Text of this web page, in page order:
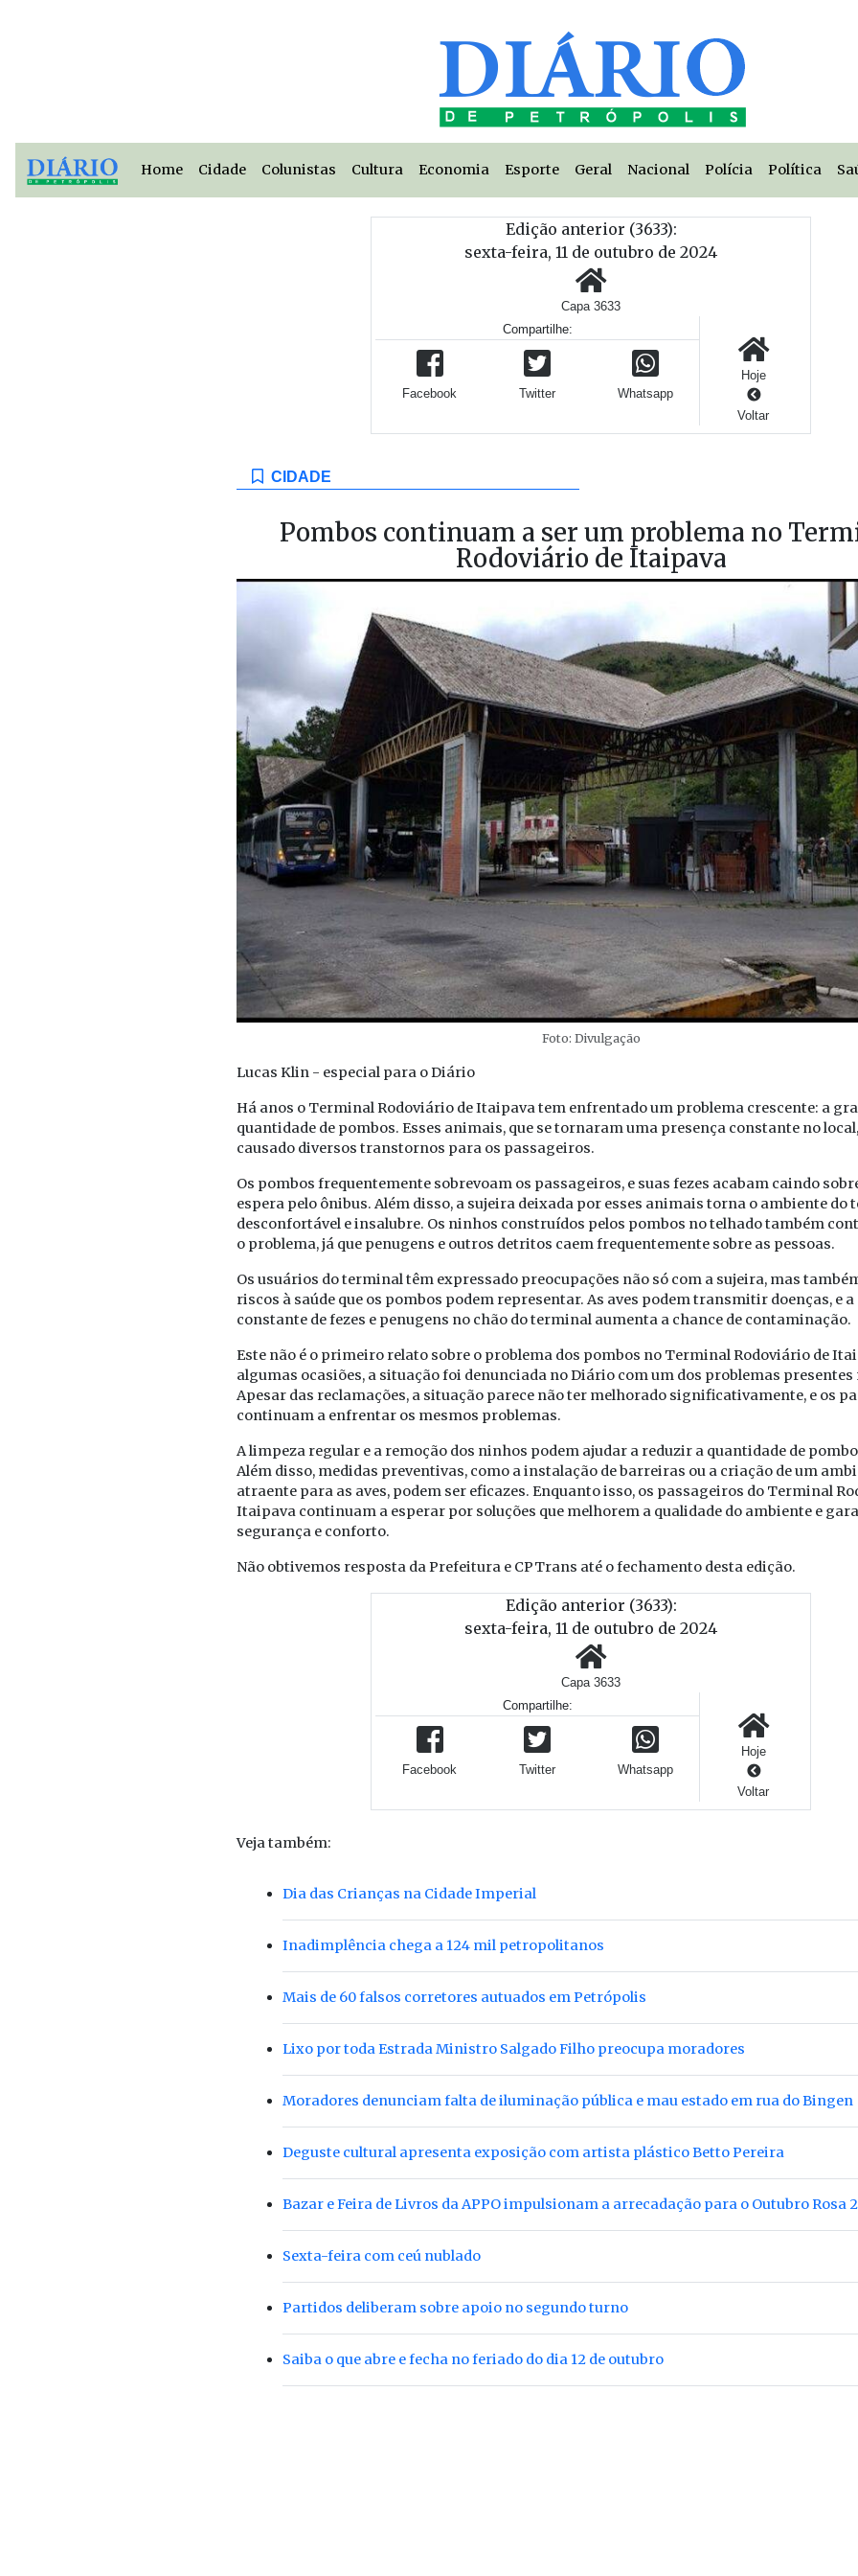
Home Cidade Colunistas Cultura Economia Esporte Geral Nacional Polícia Política
Edição anterior (3633):
sexta-feira, 11 de outubro de 2024
Capa 3633
Compartilhe:
Facebook Twitter Whatsapp
Hoje
Voltar
CIDADE
Pombos continuam a ser um problema no
Rodoviário de Itaipava
Foto: Divulgação
Lucas Klin - especial para o Diário
Há anos o Terminal Rodoviário de Itaipava tem enfrentado um problema crescente: a
quantidade de pombos. Esses animais, que se tornaram uma presença constante no
causado diversos transtornos para os passageiros.
Os pombos frequentemente sobrevoam os passageiros, e suas fezes acabam caindo
espera pelo ônibus. Além disso, a sujeira deixada por esses animais torna o ambiente do
desconfortável e insalubre. Os ninhos construídos pelos pombos no telhado também
o problema, já que penugens e outros detritos caem frequentemente sobre as pessoas.
Os usuários do terminal têm expressado preocupações não só com a sujeira, mas
riscos à saúde que os pombos podem representar. As aves podem transmitir doenças, e
constante de fezes e penugens no chão do terminal aumenta a chance de contaminação.
Este não é o primeiro relato sobre o problema dos pombos no Terminal Rodoviário de
algumas ocasiões, a situação foi denunciada no Diário com um dos problemas
Apesar das reclamações, a situação parece não ter melhorado significativamente, e os
continuam a enfrentar os mesmos problemas.
A limpeza regular e a remoção dos ninhos podem ajudar a reduzir a quantidade de
Além disso, medidas preventivas, como a instalação de barreiras ou a criação de um
atraente para as aves, podem ser eficazes. Enquanto isso, os passageiros do Terminal
Itaipava continuam a esperar por soluções que melhorem a qualidade do ambiente e
segurança e conforto.
Não obtivemos resposta da Prefeitura e CPTrans até o fechamento desta edição.
Edição anterior (3633):
sexta-feira, 11 de outubro de 2024
Capa 3633
Compartilhe:
Facebook Twitter Whatsapp
Hoje
Voltar
Veja também:
Dia das Crianças na Cidade Imperial
Inadimplência chega a 124 mil petropolitanos
Mais de 60 falsos corretores autuados em Petrópolis
Lixo por toda Estrada Ministro Salgado Filho preocupa moradores
Moradores denunciam falta de iluminação pública e mau estado em rua do Bingen
Deguste cultural apresenta exposição com artista plástico Betto Pereira
Bazar e Feira de Livros da APPO impulsionam a arrecadação para o Outubro Rosa
Sexta-feira com ceú nublado
Partidos deliberam sobre apoio no segundo turno
Saiba o que abre e fecha no feriado do dia 12 de outubro